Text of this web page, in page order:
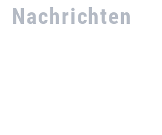
Nachrichten